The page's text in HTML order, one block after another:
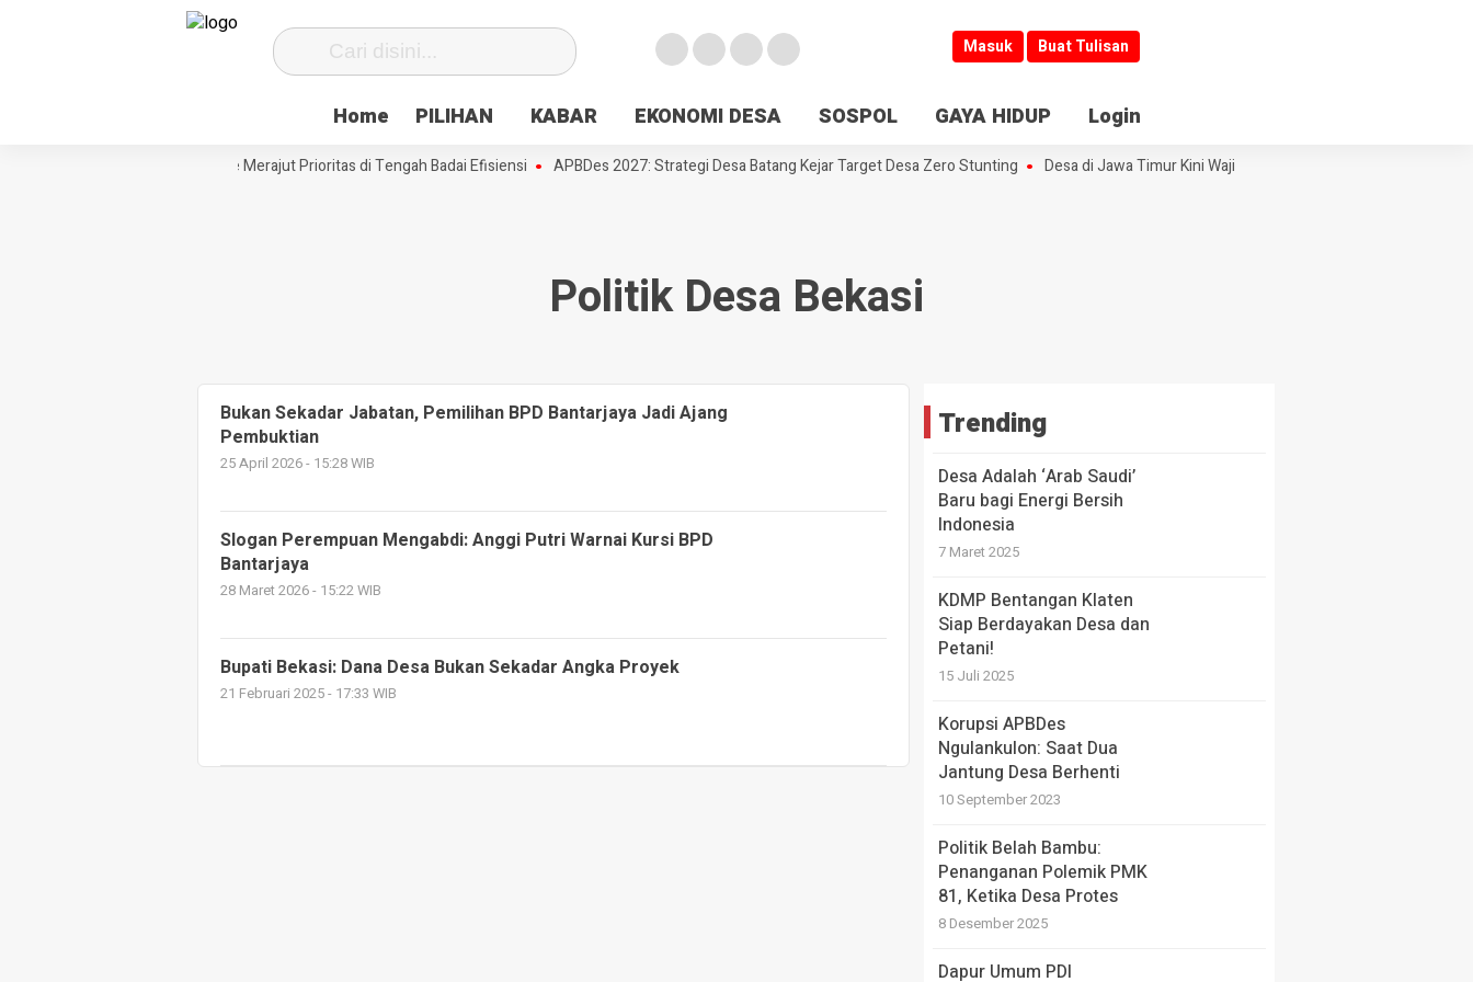
Masuk Buat Tulisan
Home PILIHAN KABAR EKONOMI DESA SOSPOL GAYA HIDUP Login
Siasat Desa Paenre Lompoe Merajut Prioritas di Tengah Badai Efisiensi APBDes 2027: Strategi Desa Batang Kejar Target Desa Zero Stunting Desa di Jawa Timur Kini Wajib Buka Informasi
Politik Desa Bekasi
Bukan Sekadar Jabatan, Pemilihan BPD Bantarjaya Jadi Ajang
Pembuktian
25 April 2026 - 15:28 WIB
Slogan Perempuan Mengabdi: Anggi Putri Warnai Kursi BPD
Bantarjaya
28 Maret 2026 - 15:22 WIB
Bupati Bekasi: Dana Desa Bukan Sekadar Angka Proyek
21 Februari 2025 - 17:33 WIB
Trending
Desa Adalah ‘Arab Saudi’
Baru bagi Energi Bersih
Indonesia
7 Maret 2025
KDMP Bentangan Klaten
Siap Berdayakan Desa dan
Petani!
15 Juli 2025
Korupsi APBDes
Ngulankulon: Saat Dua
Jantung Desa Berhenti
10 September 2023
Politik Belah Bambu:
Penanganan Polemik PMK
81, Ketika Desa Protes
8 Desember 2025
Dapur Umum PDI